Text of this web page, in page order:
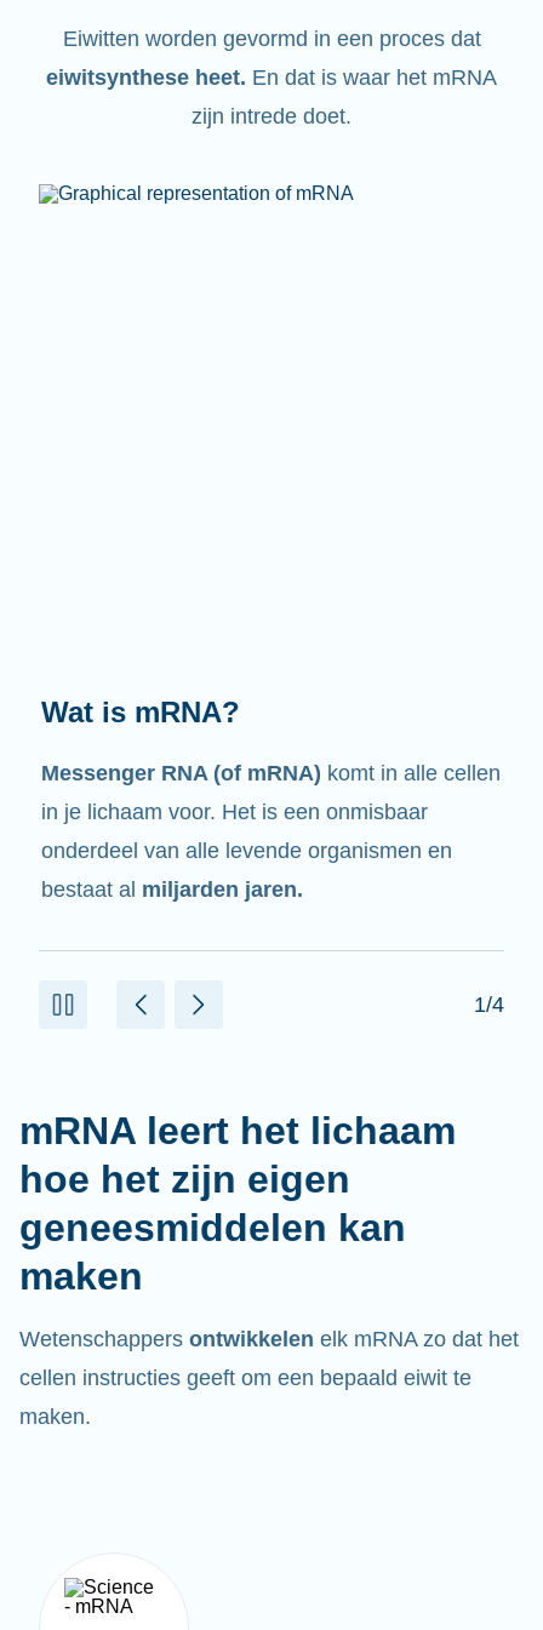
Eiwitten worden gevormd in een proces dat
eiwitsynthese heet. En dat is waar het mRNA
zijn intrede doet.
Wat doet het?
Zoals de naam al zegt, is mRNA een
boodschapper.Het heeft een wisselwerking
met andere celonderdelen die helpen om
eiwitten te maken.
2/4
mRNA leert het lichaam
hoe het zijn eigen
geneesmiddelen kan
maken
Wetenschappers ontwikkelen elk mRNA zo dat het
cellen instructies geeft om een bepaald eiwit te
maken.